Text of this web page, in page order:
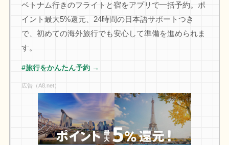
ベトナム行きのフライトと宿をアプリで一括予約。ポ
イント最大5%還元、24時間の日本語サポートつき
で、初めての海外旅行でも安心して準備を進められま
す。
#旅行をかんたん予約 →
広告（A8.net）